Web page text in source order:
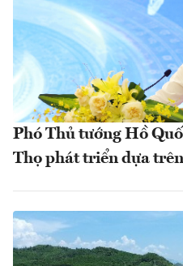
Phó Thủ tướng Hồ
Thọ phát triển dựa